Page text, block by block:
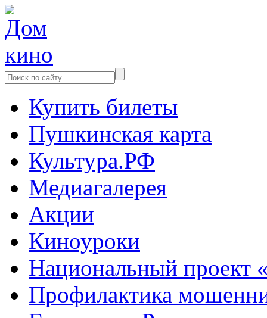
Купить билеты
Пушкинская карта
Культура.РФ
Медиагалерея
Акции
Киноуроки
Национальный проект
Профилактика